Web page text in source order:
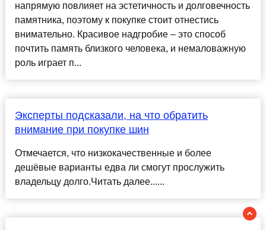
напрямую повлияет на эстетичность и долговечность
памятника, поэтому к покупке стоит отнестись
внимательно. Красивое надгробие – это способ
почтить память близкого человека, и немаловажную
роль играет п...
Эксперты подсказали, на что обратить
внимание при покупке шин
Отмечается, что низкокачественные и более
дешёвые варианты едва ли смогут прослужить
владельцу долго.Читать далее......